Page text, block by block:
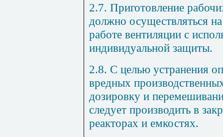
2.7. Приготовление
должно осуществляться
работе вентиляции с
индивидуальной защиты.
2.8. С целью устранения
вредных
дозировку и
следует производить в
реакторах и емкостях.